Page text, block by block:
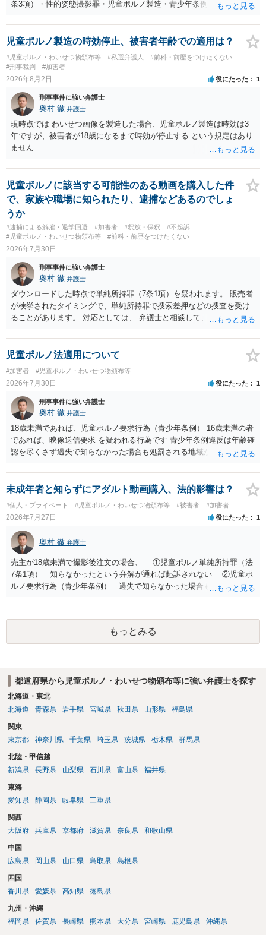
条3項）・性的姿態撮影罪・児童ポルノ製造・青少年条例違反（わいせ
で、警察にバレれば、それなりの捜査を受けるでしょう。
児童ポルノ製造の時効停止、被害者年齢での適用は？
#児童ポルノ・わいせつ物頒布等 #私選弁護人
#前科・前歴をつけたくない
#刑事裁判
#加害者
2026年8月2日 役にたった 1
刑事事件に強い弁護士
奥村 徹 弁護士
現時点では わいせつ画像を製造した場合、児童ポルノ製造は時効は3
年ですが、被害者が18歳になるまで時効が停止する という規定はあり
ません
児童ポルノに該当する可能性のある動画を購入した件
で、家族や職場に知られたり、逮捕などあるのでしょ
うか
#逮捕による解雇・退学回避 #加害者 #釈放・保釈
#不起訴
#児童ポルノ・わいせつ物頒布等
#前科・前歴をつけたくない
2026年7月30日
刑事事件に強い弁護士
奥村 徹 弁護士
ダウンロードした時点で単純所持罪（7条1項）を疑われます。 販売者
が検挙されたタイミングで、単純所持罪で捜索差押などの捜査を受け
ることがあります。 対応としては、 弁護士と相談して、 児童ポルノ
談しておく などが考えられます。
児童ポルノ法適用について
#加害者 #児童ポルノ・わいせつ物頒布等
2026年7月30日 役にたった 1
刑事事件に強い弁護士
奥村 徹 弁護士
18歳未満であれば、児童ポルノ要求行為（青少年条例） 16歳未満の者
であれば、映像送信要求 を疑われる行為です 青少年条例違反は年齢確
認を尽くさず過失で知らなかった場合も処罰される地域があるので、
未成年者と知らずにアダルト動画購入、法的影響は？
#個人・プライベート #児童ポルノ・わいせつ物頒布等 #被害者 #加害者
2026年7月27日 役にたった 1
奥村 徹 弁護士
売主が18歳未満で撮影後注文の場合、 ①児童ポルノ単純所持罪（法
7条1項） 知らなかったという弁解が通れば起訴されない ②児童ポ
ルノ要求行為（青少年条例） 過失で知らなかった場合も処罰される
ることになります。 対応としては、福祉犯罪に詳しい弁護士に相談
した上で 相手方の地域も知らない・年齢も知らなかったという弁
解 もう消したので持ってない という弁解を用意して、警察相談を
検討してください。
もっとみる
都道府県から児童ポルノ・わいせつ物頒布等に強い弁護士を探す
北海道・東北
北海道
青森県 岩手県 宮城県 秋田県 山形県 福島県
関東
東京都
神奈川県 千葉県 埼玉県 茨城県 栃木県 群馬県
北陸・甲信越
新潟県
長野県 山梨県 石川県 富山県 福井県
東海
愛知県
静岡県 岐阜県 三重県
関西
大阪府
兵庫県 京都府 滋賀県 奈良県 和歌山県
中国
広島県
岡山県 山口県 鳥取県 島根県
四国
香川県
愛媛県 高知県 徳島県
九州・沖縄
福岡県
佐賀県 長崎県 熊本県 大分県 宮崎県 鹿児島県 沖縄県